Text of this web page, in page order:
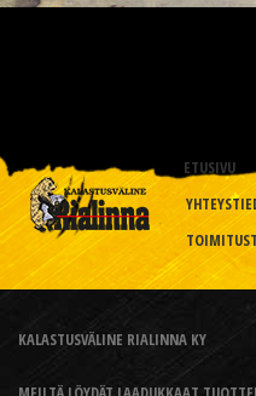
ETUSIVU
KALASTUSVÄLINE RIALINNA KY